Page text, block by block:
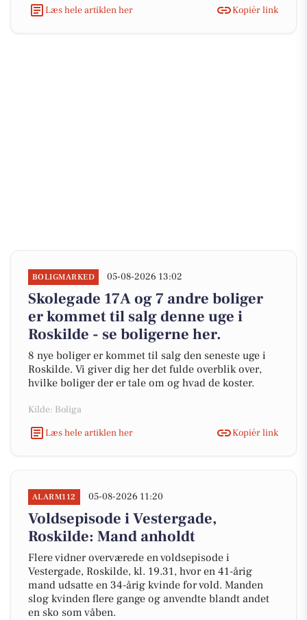
Læs hele artiklen her Kopiér link
BOLIGMARKED 05-08-2026 13:02
Skolegade 17A og 7 andre boliger
er kommet til salg denne uge i
Roskilde - se boligerne her.
8 nye boliger er kommet til salg den seneste uge i
Roskilde. Vi giver dig her det fulde overblik over,
hvilke boliger der er tale om og hvad de koster.
Kilde: Boliga
Læs hele artiklen her
Kopiér link
ALARM112 05-08-2026 11:20
Voldsepisode i Vestergade,
Roskilde: Mand anholdt
Flere vidner overværede en voldsepisode i
Vestergade, Roskilde, kl. 19.31, hvor en 41-årig
mand udsatte en 34-årig kvinde for vold. Manden
slog kvinden flere gange og anvendte blandt andet
en sko som våben.